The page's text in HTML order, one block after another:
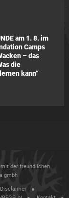
am 1. 8. im
Camps
– das
die
kann“
der freundlichen
gmbh
Disclaimer